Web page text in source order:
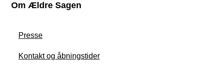
Om Ældre Sagen
Presse
Kontakt og åbningstider